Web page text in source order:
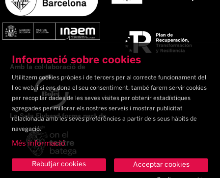
Amb la col·laboració de
La Sala Flyhard forma part de
Informació sobre cookies
Utilitzem cookies pròpies i de tercers per al correcte funcionament del
lloc web, i si ens dona el seu consentiment, també farem servir cookies
per recopilar dades de les seves visites per obtenir estadístiques
agregades per millorar els nostres serveis i mostrar publicitat
relacionada amb les seves preferències a partir dels seus hàbits de
navegació.
Més informació
Acceptar cookies
Rebutjar cookies